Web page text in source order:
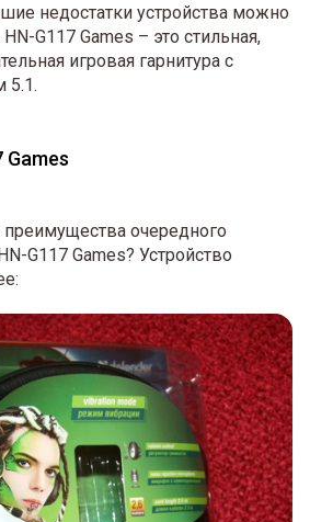
недостатки устройства можно
G117 Games – это стильная,
игровая гарнитура с
5.1.
Games
очередного
G117 Games? Устройство